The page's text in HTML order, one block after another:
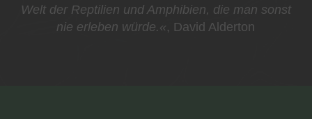
Welt der Reptilien und Amphibien, die man sonst
nie erleben würde.«, David Alderton